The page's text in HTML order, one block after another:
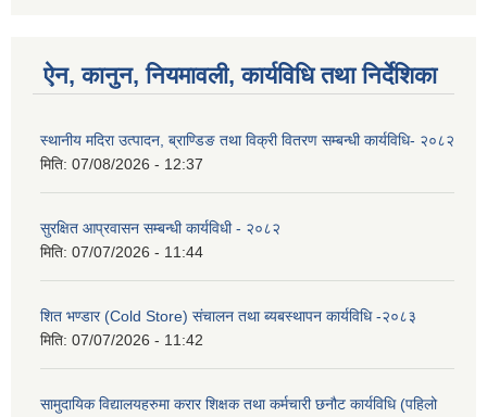
ऐन, कानुन, नियमावली, कार्यविधि तथा निर्देशिका
स्थानीय मदिरा उत्पादन, ब्राण्डिङ तथा विक्री वितरण सम्बन्धी कार्यविधि- २०८२
मिति: 07/08/2026 - 12:37
सुरक्षित आप्रवासन सम्बन्धी कार्यविधी - २०८२
मिति: 07/07/2026 - 11:44
शित भण्डार (Cold Store) संचालन तथा ब्यबस्थापन कार्यविधि -२०८३
मिति: 07/07/2026 - 11:42
सामुदायिक विद्यालयहरुमा करार शिक्षक तथा कर्मचारी छनौट कार्यविधि (पहिलो